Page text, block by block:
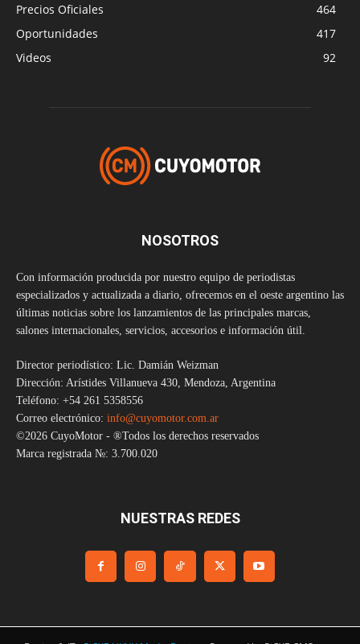
Precios Oficiales
464
Oportunidades
417
Videos
92
NOSOTROS
Con información producida por nuestro equipo de periodistas
especializados y actualizada a diario, ofrecemos en el oeste argentino las
últimas noticias sobre los lanzamientos de las principales marcas,
salones internacionales, servicios, accesorios e información útil.
Director periodístico: Lic. Damián Weizman
Dirección: Arístides Villanueva 430, Mendoza, Argentina
Teléfono: +54 261 5358556
Correo electrónico: info@cuyomotor.com.ar
©2026 CuyoMotor - ®Todos los derechos reservados
Marca registrada №: 3.700.020
NUESTRAS REDES